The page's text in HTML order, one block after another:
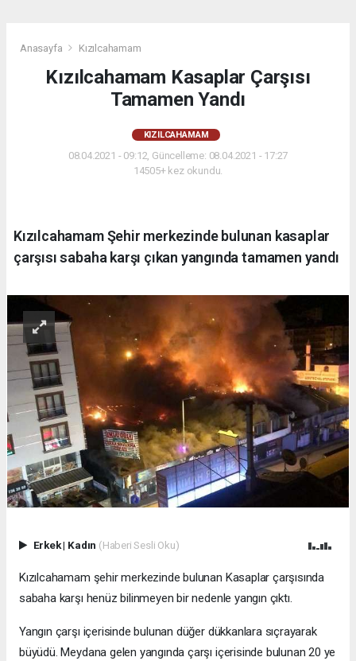
Anasayfa Kızılcahamam
Kızılcahamam Kasaplar Çarşısı
Tamamen Yandı
KIZILCAHAMAM
08.04.2021 - 09:12, Güncelleme: 08.04.2021 - 17:27
14505+ kez okundu.
Kızılcahamam Şehir merkezinde bulunan kasaplar
çarşısı sabaha karşı çıkan yangında tamamen yandı
Erkek| Kadın (Haberi Sesli Oku)
Kızılcahamam şehir merkezinde bulunan Kasaplar çarşısında
sabaha karşı henüz bilinmeyen bir nedenle yangın çıktı.
Yangın çarşı içerisinde bulunan düğer dükkanlara sıçrayarak
büyüdü. Meydana gelen yangında çarşı içerisinde bulunan 20 ye